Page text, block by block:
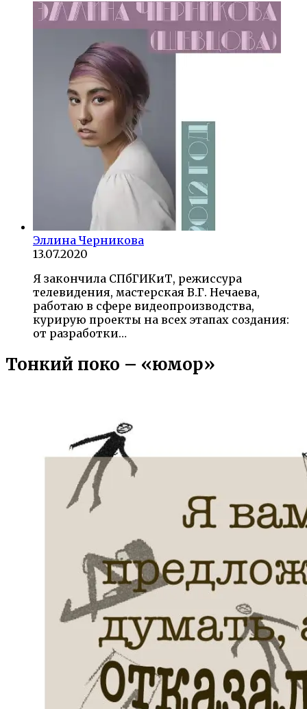
Эллина Черникова
13.07.2020
Я закончила СПбГИКиТ, режиссура
телевидения, мастерская В.Г. Нечаева,
работаю в сфере видеопроизводства,
курирую проекты на всех этапах создания:
от разработки…
Тонкий поко – «юмор»